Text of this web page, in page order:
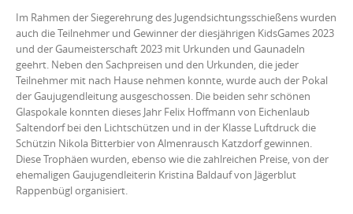
Im Rahmen der Siegerehrung des Jugendsichtungsschießens wurden
auch die Teilnehmer und Gewinner der diesjährigen KidsGames 2023
und der Gaumeisterschaft 2023 mit Urkunden und Gaunadeln
geehrt. Neben den Sachpreisen und den Urkunden, die jeder
Teilnehmer mit nach Hause nehmen konnte, wurde auch der Pokal
der Gaujugendleitung ausgeschossen. Die beiden sehr schönen
Glaspokale konnten dieses Jahr Felix Hoffmann von Eichenlaub
Saltendorf bei den Lichtschützen und in der Klasse Luftdruck die
Schützin Nikola Bitterbier von Almenrausch Katzdorf gewinnen.
Diese Trophäen wurden, ebenso wie die zahlreichen Preise, von der
ehemaligen Gaujugendleiterin Kristina Baldauf von Jägerblut
Rappenbügl organisiert.